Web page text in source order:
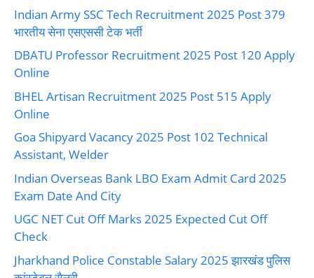
Indian Army SSC Tech Recruitment 2025 Post 379
भारतीय सेना एसएससी टेक भर्ती
DBATU Professor Recruitment 2025 Post 120 Apply
Online
BHEL Artisan Recruitment 2025 Post 515 Apply
Online
Goa Shipyard Vacancy 2025 Post 102 Technical
Assistant, Welder
Indian Overseas Bank LBO Exam Admit Card 2025
Exam Date And City
UGC NET Cut Off Marks 2025 Expected Cut Off
Check
Jharkhand Police Constable Salary 2025 झारखंड पुलिस